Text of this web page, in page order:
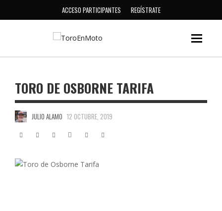
ACCESO PARTICIPANTES REGÍSTRATE
TORO DE OSBORNE TARIFA
JULIO ALAMO 12 OCTUBRE, 2019